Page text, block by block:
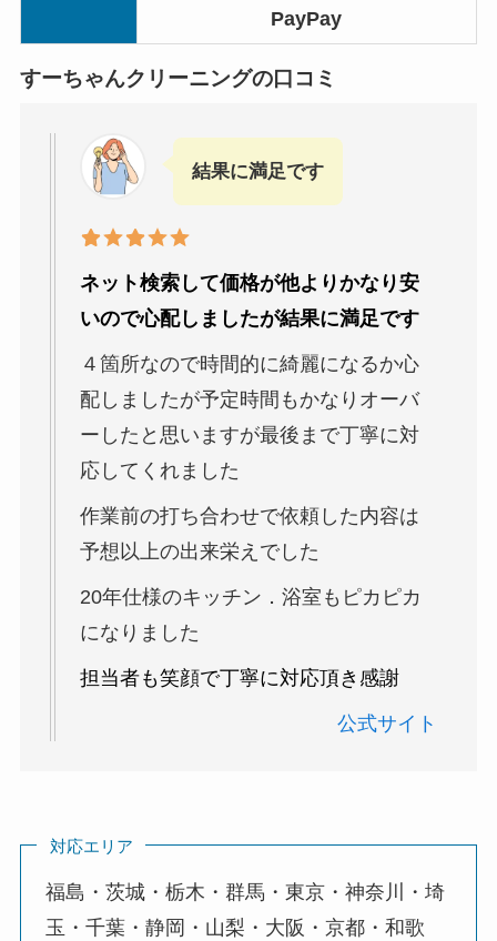
PayPay
すーちゃんクリーニングの口コミ
結果に満足です
ネット検索して価格が他よりかなり安
いので心配しましたが結果に満足です
４箇所なので時間的に綺麗になるか心
配しましたが予定時間もかなりオーバ
ーしたと思いますが最後まで丁寧に対
応してくれました
作業前の打ち合わせで依頼した内容は
予想以上の出来栄えでした
20年仕様のキッチン．浴室もピカピカ
になりました
担当者も笑顔で丁寧に対応頂き感謝
公式サイト
対応エリア
福島・茨城・栃木・群馬・東京・神奈川・埼
玉・千葉・静岡・山梨・大阪・京都・和歌